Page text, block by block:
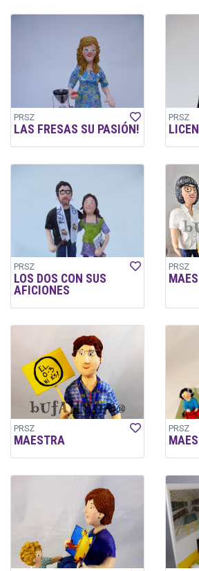
PRSZ
LAS FRESAS SU PASIÓN!
PRSZ
PRSZ
LOS DOS CON SUS
AFICIONES
PRSZ
PRSZ
MAESTRA
PRSZ